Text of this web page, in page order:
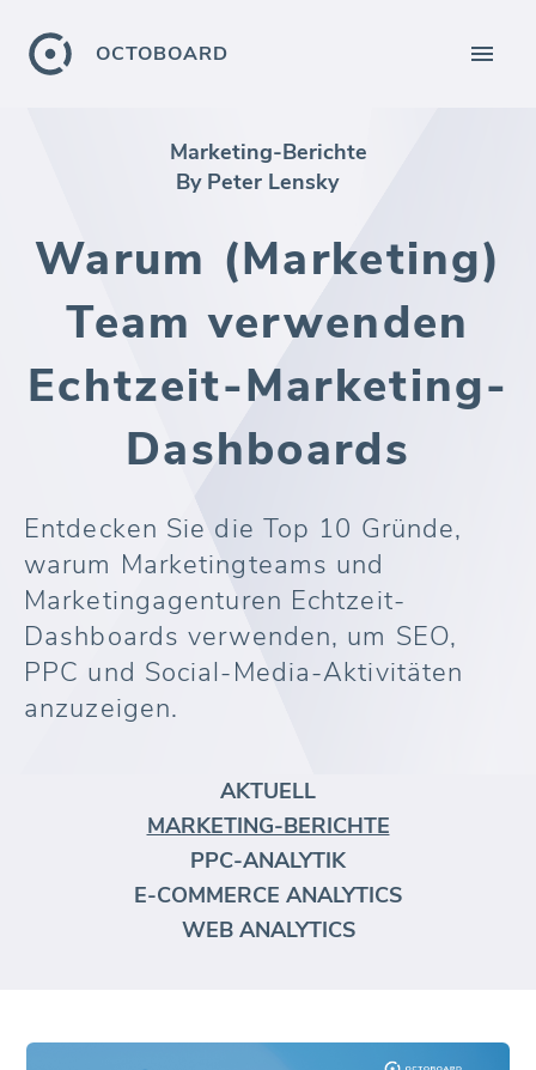
OCTOBOARD
Marketing-Berichte
By Peter Lensky
Warum (Marketing)
Team verwenden
Echtzeit-Marketing-
Dashboards
Entdecken Sie die Top 10 Gründe,
warum Marketingteams und
Marketingagenturen Echtzeit-
Dashboards verwenden, um SEO,
PPC und Social-Media-Aktivitäten
anzuzeigen.
AKTUELL
MARKETING-BERICHTE
PPC-ANALYTIK
E-COMMERCE ANALYTICS
WEB ANALYTICS